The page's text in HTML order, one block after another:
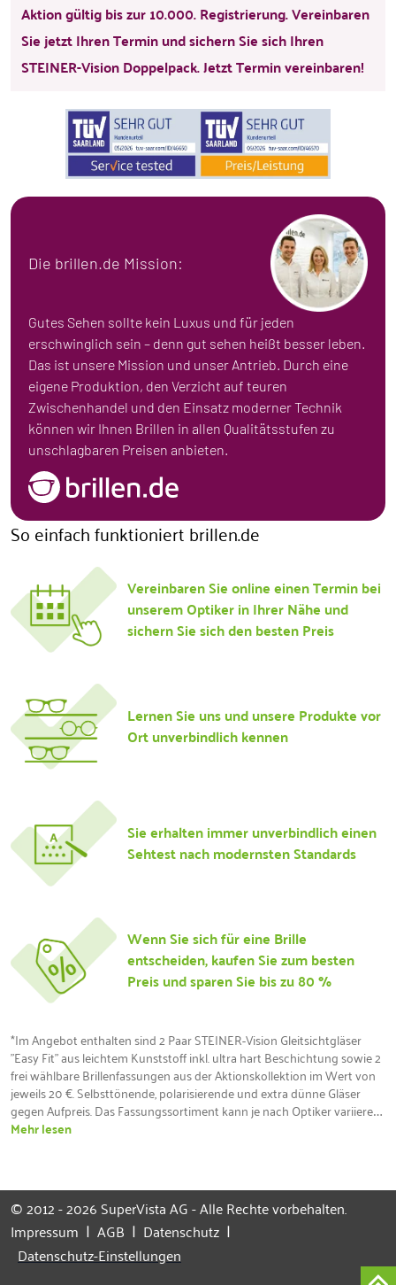
Aktion gültig bis zur 10.000. Registrierung. Vereinbaren
Sie jetzt Ihren Termin und sichern Sie sich Ihren
STEINER-Vision Doppelpack. Jetzt Termin vereinbaren!
Die brillen.de Mission:
Gutes Sehen sollte kein Luxus und für jeden
erschwinglich sein – denn gut sehen heißt besser leben.
Das ist unsere Mission und unser Antrieb. Durch eine
eigene Produktion, den Verzicht auf teuren
Zwischenhandel und den Einsatz moderner Technik
können wir Ihnen Brillen in allen Qualitätsstufen zu
unschlagbaren Preisen anbieten.
So einfach funktioniert brillen.de
Vereinbaren Sie online einen Termin bei
unserem Optiker in Ihrer Nähe und
sichern Sie sich den besten Preis
Lernen Sie uns und unsere Produkte vor
Ort unverbindlich kennen
Sie erhalten immer unverbindlich einen
Sehtest nach modernsten Standards
Wenn Sie sich für eine Brille
entscheiden, kaufen Sie zum besten
Preis und sparen Sie bis zu 80 %
*Im Angebot enthalten sind 2 Paar STEINER-Vision Gleitsichtgläser
"Easy Fit" aus leichtem Kunststoff inkl. ultra hart Beschichtung sowie 2
frei wählbare Brillenfassungen aus der Aktionskollektion im Wert von
jeweils 20 €. Selbsttönende, polarisierende und extra dünne Gläser
gegen Aufpreis. Das Fassungssortiment kann je nach Optiker variieren.
Der für dieses Angebot gültige Gutscheincode muss dem Optiker bei
medizinischen Dienstleister unter augenärztlicher Aufsicht ausgeführt
werden. Lieferbereich soweit technisch möglich und solange der
Vorrat reicht. Zusätzlich enthalten: 24 Monate Brillenversicherung
(focus Assekuradeur GmbH, Siemensstraße 2, 15711 Königs
Wusterhausen) zur Absicherung bei Sehstärkenänderung ab 0.50 dpt
Mehr lesen
© 2012 - 2026 SuperVista AG - Alle Rechte vorbehalten.
Impressum | AGB | Datenschutz |
Datenschutz-Einstellungen